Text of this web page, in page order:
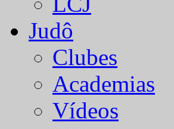
Judô
Clubes
Academias
Vídeos